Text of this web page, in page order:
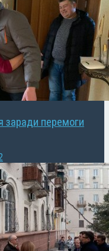
заради перемоги